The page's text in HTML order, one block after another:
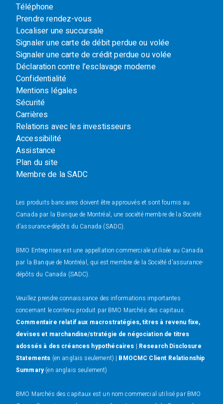
Téléphone
Prendre rendez-vous
Localiser une succursale
Signaler une carte de débit perdue ou volée
Signaler une carte de crédit perdue ou volée
Déclaration contre l’esclavage moderne
Confidentialité
Mentions légales
Sécurité
Carrières
Relations avec les investisseurs
Accessibilité
Assistance
Plan du site
Membre de la SADC
Les produits bancaires doivent être approuvés et sont fournis au
Canada par la Banque de Montréal, une société membre de la Société
d’assurance-dépôts du Canada (SADC).
BMO Entreprises est une appellation commerciale utilisée au Canada
par la Banque de Montréal, qui est membre de la Société d’assurance-
dépôts du Canada (SADC).
Veuillez prendre connaissance des informations importantes
concernant le contenu produit par BMO Marchés des capitaux.
Commentaire relatif aux macrostratégies, titres à revenu fixe,
devises et marchandise/stratégie de négociation de titres
adossés à des créances hypothécaires | Research Disclosure
Statements (en anglais seulement) | BMOCMC Client Relationship
Summary(en anglais seulement)
BMO Marchés des capitaux est un nom commercial utilisé par BMO